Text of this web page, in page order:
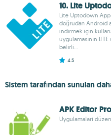
10. Lite
Lite Uptodown
doğrudan Android
indirmek için
uygulamasının
belirli...
4.5
Sistem tarafından sunulan
APK Editor Pro
Uygulamaları